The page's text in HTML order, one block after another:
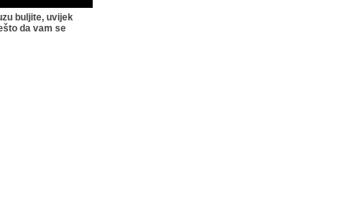
buljite, uvijek
da vam se